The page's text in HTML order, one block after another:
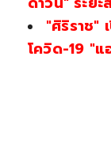
"ศิริราช"
โควิด-19 "แ